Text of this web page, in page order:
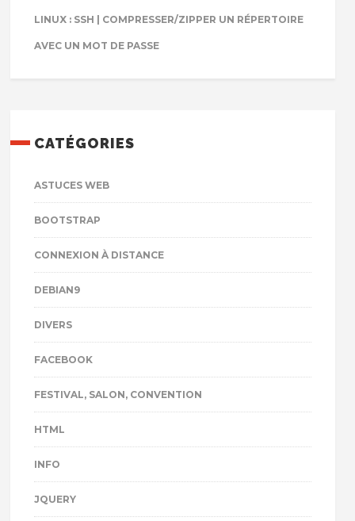
LINUX : SSH | COMPRESSER/ZIPPER UN RÉPERTOIRE
AVEC UN MOT DE PASSE
CATÉGORIES
ASTUCES WEB
BOOTSTRAP
CONNEXION À DISTANCE
DEBIAN9
DIVERS
FACEBOOK
FESTIVAL, SALON, CONVENTION
HTML
INFO
JQUERY